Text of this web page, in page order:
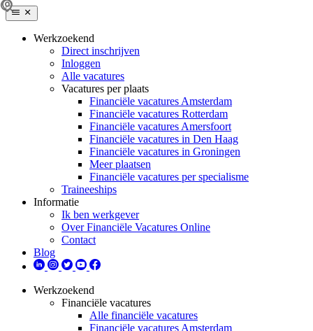
Werkzoekend
Direct inschrijven
Inloggen
Alle vacatures
Vacatures per plaats
Financiële vacatures Amsterdam
Financiële vacatures Rotterdam
Financiële vacatures Amersfoort
Financiële vacatures in Den Haag
Financiële vacatures in Groningen
Meer plaatsen
Financiële vacatures per specialisme
Traineeships
Informatie
Ik ben werkgever
Over Financiële Vacatures Online
Contact
Blog
Werkzoekend
Financiële vacatures
Alle financiële vacatures
Financiële vacatures Amsterdam